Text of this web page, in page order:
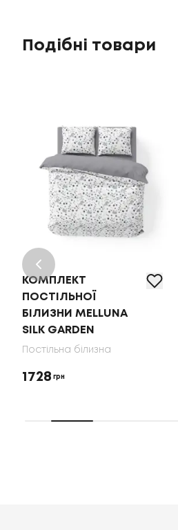
Подібні товари
КОМПЛЕКТ
ПОСТІЛЬНОЇ
БІЛИЗНИ MELLUNA
SILK GARDEN
Постільна білизна
1728 грн